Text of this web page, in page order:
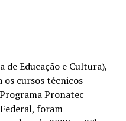
de Educação e Cultura),
os cursos técnicos
Pronatec 
foram